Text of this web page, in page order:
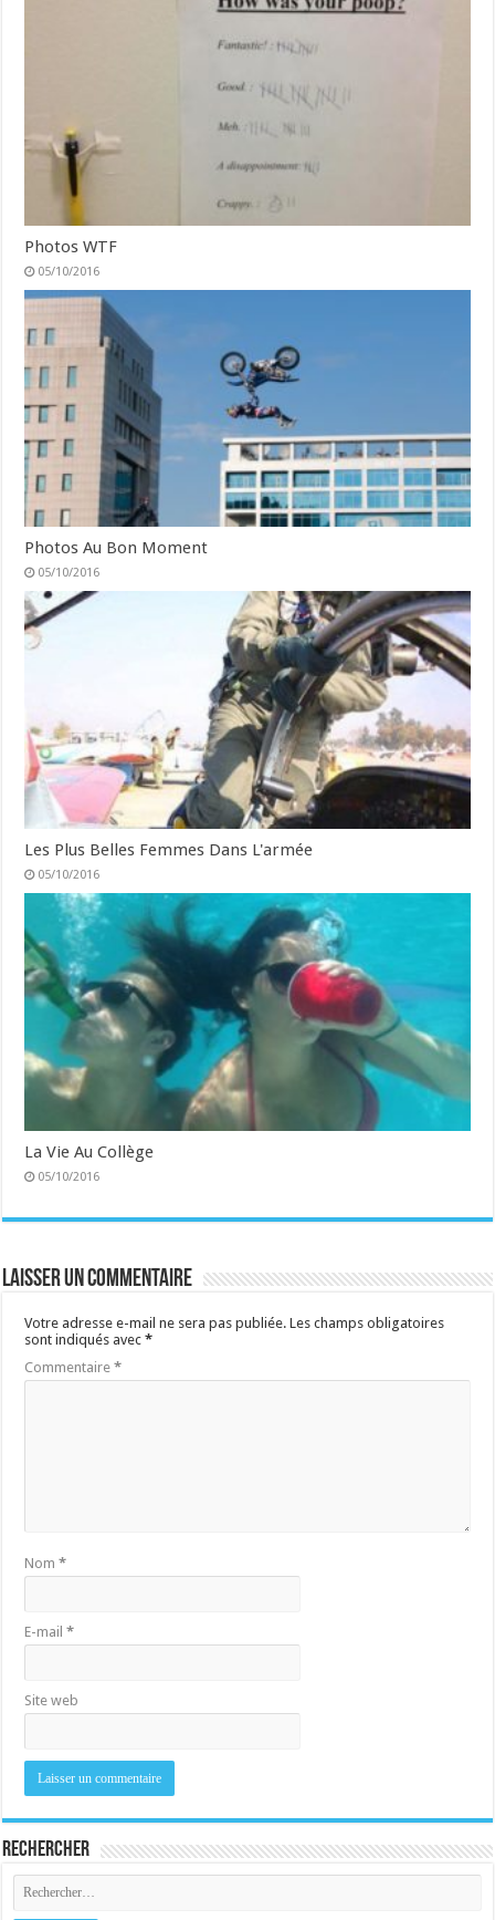
Photos WTF
05/10/2016
Photos Au Bon Moment
05/10/2016
Les Plus Belles Femmes Dans L'armée
05/10/2016
La Vie Au Collège
05/10/2016
Laisser un commentaire
Votre adresse e-mail ne sera pas publiée. Les champs obligatoires
sont indiqués avec*
Commentaire*
Nom*
E-mail*
Site web
Rechercher